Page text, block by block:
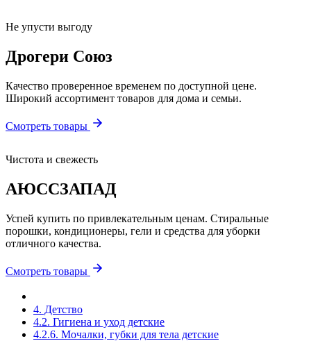
Не упусти выгоду
Дрогери Союз
Качество проверенное временем по доступной цене.
Широкий ассортимент товаров для дома и семьи.
Смотреть товары
Чистота и свежесть
АЮССЗАПАД
Успей купить по привлекательным ценам. Стиральные
порошки, кондиционеры, гели и средства для уборки
отличного качества.
Смотреть товары
4. Детство
4.2. Гигиена и уход детские
4.2.6. Мочалки, губки для тела детские